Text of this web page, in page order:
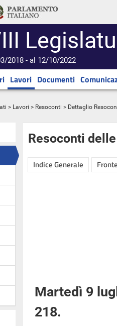
2018 - al 12/10/2022
Lavori Documenti
> Lavori > Resoconti > Dettaglio
Resoconti
Indice Generale
Martedì 9
218.